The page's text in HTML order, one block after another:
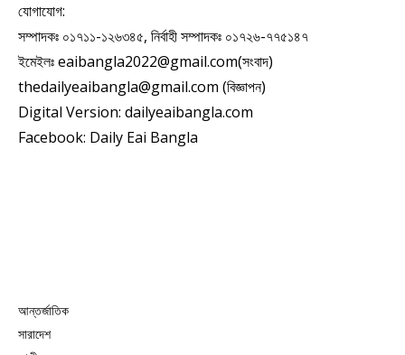
যোগাযোগ:
সম্পাদকঃ ০১৭১১-১২৬৩৪৫, নির্বাহী সম্পাদকঃ ০১৭২৬-৭৭৫১৪৭
ইমেইলঃ eaibangla2022@gmail.com(সংবাদ)
thedailyeaibangla@gmail.com (বিজ্ঞাপন)
Digital Version: dailyeaibangla.com
Facebook: Daily Eai Bangla
আন্তর্জাতিক
সারাদেশ